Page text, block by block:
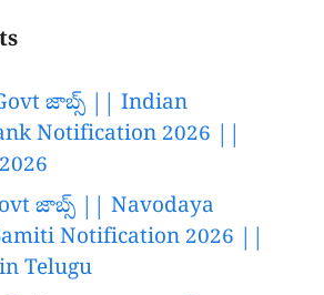
జాబ్స్ || Indian
Notification 2026 ||
జాబ్స్ || Navodaya
Notification 2026 ||
Telugu